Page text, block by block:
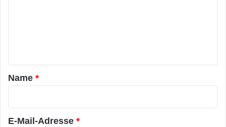
a
r
*
Name *
E-Mail-Adresse *